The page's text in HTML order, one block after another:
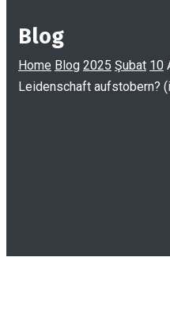
Blog
Home Blog 2025 Şubat 10
Leidenschaft aufstobern?